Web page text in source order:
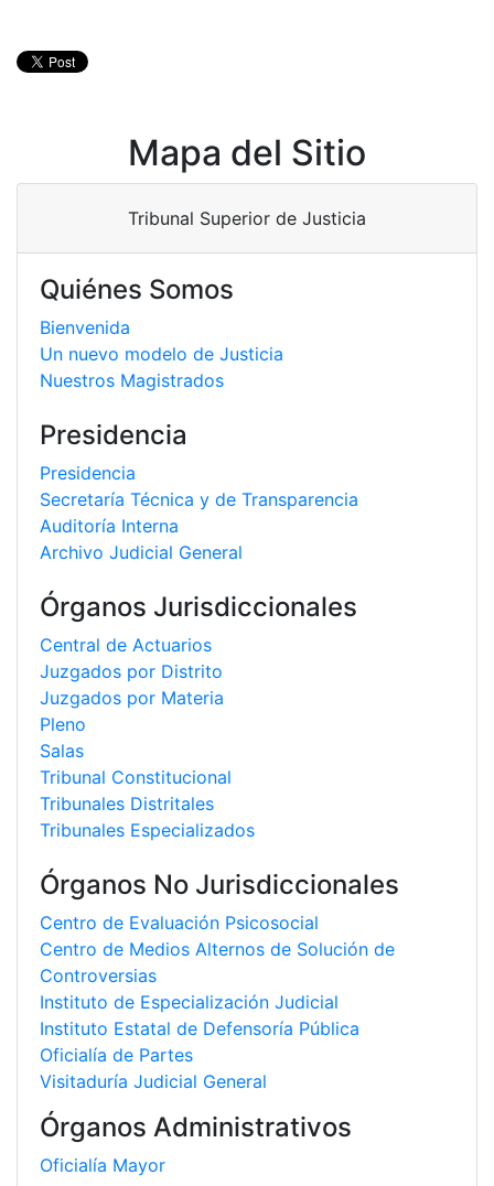
Mapa del Sitio
Tribunal Superior de Justicia
Quiénes Somos
Bienvenida
Un nuevo modelo de Justicia
Nuestros Magistrados
Presidencia
Presidencia
Secretaría Técnica y de Transparencia
Auditoría Interna
Archivo Judicial General
Órganos Jurisdiccionales
Central de Actuarios
Juzgados por Distrito
Juzgados por Materia
Pleno
Salas
Tribunal Constitucional
Tribunales Distritales
Tribunales Especializados
Órganos No Jurisdiccionales
Centro de Evaluación Psicosocial
Centro de Medios Alternos de Solución de
Controversias
Instituto de Especialización Judicial
Instituto Estatal de Defensoría Pública
Oficialía de Partes
Visitaduría Judicial General
Órganos Administrativos
Oficialía Mayor